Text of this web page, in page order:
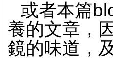
或者本篇
養的文章，
鏡的味道，